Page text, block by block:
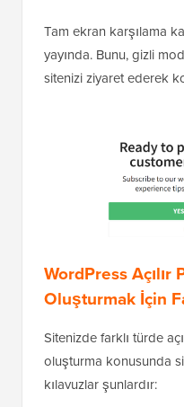
Tam ekran karşılama
yayında. Bunu, gizli
sitenizi ziyaret ederek
WordPress Açılır
Oluşturmak İçin
Sitenizde farklı türde
oluşturma konusunda
kılavuzlar şunlardır: